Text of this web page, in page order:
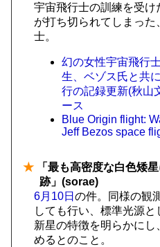
宇宙飛行士の訓練を受
が打ち切られてしまっ
士。
幻の女性宇宙飛行
生、ベゾス氏と共
行の記録更新(秋山
ース
Blue Origin flight:
Jeff Bezos space
★ 「最も高密度な白色矮
跡」(sorae)
6月10日 の件。同様の観
しても行い、標準光源
新星の特徴を明らかに
めるとのこと。